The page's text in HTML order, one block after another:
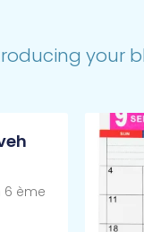
your
6 ème